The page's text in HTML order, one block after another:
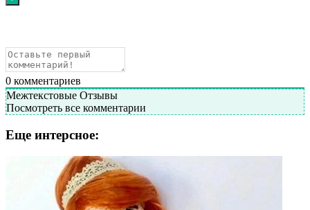
0 комментариев
Межтекстовые Отзывы
Посмотреть все комментарии
Еще интерсное: